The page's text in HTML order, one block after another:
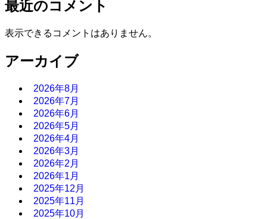
最近のコメント
表示できるコメントはありません。
アーカイブ
2026年8月
2026年7月
2026年6月
2026年5月
2026年4月
2026年3月
2026年2月
2026年1月
2025年12月
2025年11月
2025年10月